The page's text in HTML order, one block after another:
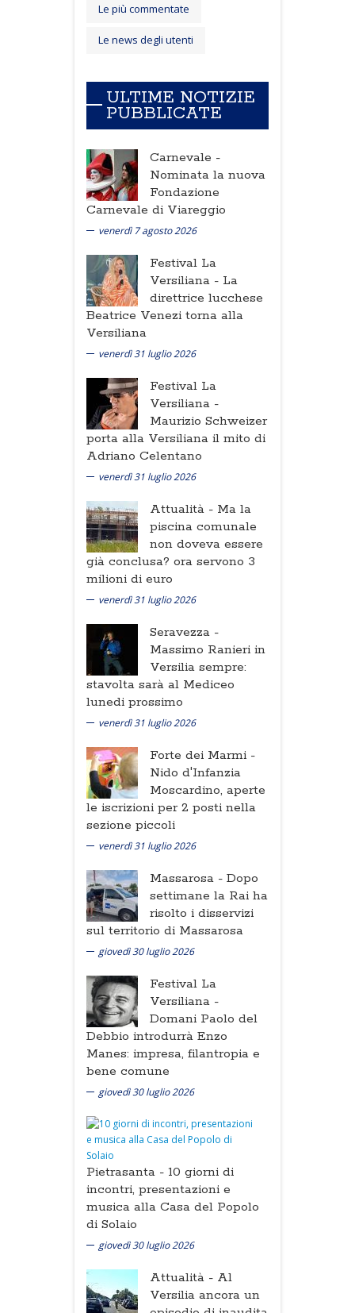
Le più commentate
Le news degli utenti
ULTIME NOTIZIE
PUBBLICATE
Carnevale -
Nominata la nuova
Fondazione
Carnevale di Viareggio
venerdì 7 agosto 2026
Festival La
Versiliana - La
direttrice lucchese
Beatrice Venezi torna alla
Versiliana
venerdì 31 luglio 2026
Festival La
Versiliana -
Maurizio Schweizer
porta alla Versiliana il mito di
Adriano Celentano
venerdì 31 luglio 2026
Attualità - Ma la
piscina comunale
non doveva essere
già conclusa? ora servono 3
milioni di euro
venerdì 31 luglio 2026
Seravezza -
Massimo Ranieri in
Versilia sempre:
stavolta sarà al Mediceo
lunedi prossimo
venerdì 31 luglio 2026
Forte dei Marmi -
Nido d'Infanzia
Moscardino, aperte
le iscrizioni per 2 posti nella
sezione piccoli
venerdì 31 luglio 2026
Massarosa - Dopo
settimane la Rai ha
risolto i disservizi
sul territorio di Massarosa
giovedì 30 luglio 2026
Festival La
Versiliana -
Domani Paolo del
Debbio introdurrà Enzo
Manes: impresa, filantropia e
bene comune
giovedì 30 luglio 2026
Pietrasanta - 10 giorni di
incontri, presentazioni e
musica alla Casa del Popolo
di Solaio
giovedì 30 luglio 2026
Attualità - Al
Versilia ancora un